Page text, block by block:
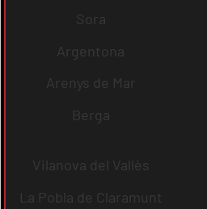
Sora
Argentona
Arenys de Mar
Berga
Vilanova del Vallès
La Pobla de Claramunt